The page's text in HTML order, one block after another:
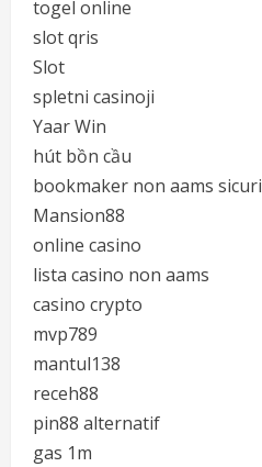
togel online
slot qris
Slot
spletni casinoji
Yaar Win
hút bồn cầu
bookmaker non aams sicuri
Mansion88
online casino
lista casino non aams
casino crypto
mvp789
mantul138
receh88
pin88 alternatif
gas 1m